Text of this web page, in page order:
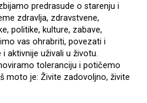
predrasude o starenju i
zdravlja, zdravstvene,
politike, kulture, zabave,
vas ohrabriti, povezati i
aktivnije uživali u životu.
toleranciju i potičemo
moto je: Živite zadovoljno, živite